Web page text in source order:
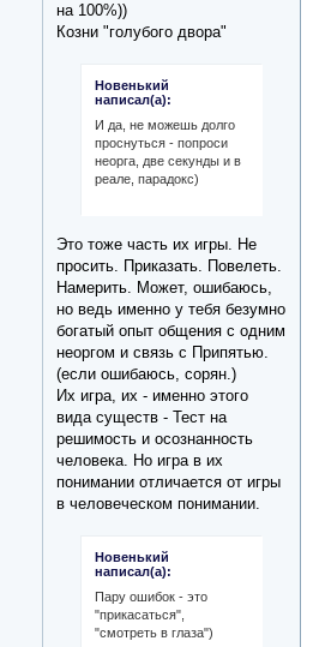
на 100%))
Козни "голубого двора"
Новенький
написал(а):
И да, не можешь долго
проснуться - попроси
неорга, две секунды и в
реале, парадокс)
Это тоже часть их игры. Не
просить. Приказать. Повелеть.
Намерить. Может, ошибаюсь,
но ведь именно у тебя безумно
богатый опыт общения с одним
неоргом и связь с Припятью.
(если ошибаюсь, сорян.)
Их игра, их - именно этого
вида существ - Тест на
решимость и осознанность
человека. Но игра в их
понимании отличается от игры
в человеческом понимании.
Новенький
написал(а):
Пару ошибок - это
"прикасаться",
"смотреть в глаза")